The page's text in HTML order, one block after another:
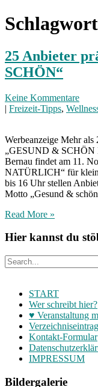
25 Anbieter
SCHÖN“
Keine Kommentare
| Freizeit-Tipps,
Werbeanzeige Mehr als
„GESUND & SCHÖN
Bernau findet am 11.
NATÜRLICH“ für
bis 16 Uhr stellen
Motto „Gesund &
Read More »
Hier kannst du
START
Wer schreibt hier?
♥ Veranstaltung
Kontakt-Formular
IMPRESSUM
Bildergalerie